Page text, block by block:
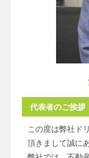
代表者のご挨拶
この度は弊社ド
頂きまして誠に